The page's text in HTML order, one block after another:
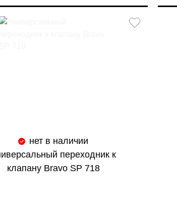
нет в наличии
переходник к
клапану Bravo SP 718